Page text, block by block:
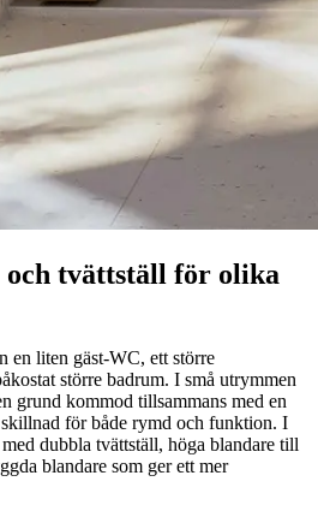
och tvättställ för olika
en liten gäst‑WC, ett större
större badrum. I små utrymmen
grund kommod tillsammans med en
för både rymd och funktion. I
dubbla tvättställ, höga blandare till
blandare som ger ett mer